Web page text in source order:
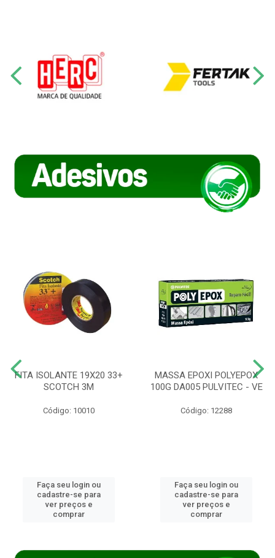
FITA ISOLANTE 19X20 33+
SCOTCH 3M
Código: 10010
Faça seu login ou
cadastre-se para
ver preços e
comprar
MASSA EPOXI POLYEPOX
100G DA005 PULVITEC - VE
Código: 12288
Faça seu login ou
cadastre-se para
ver preços e
comprar